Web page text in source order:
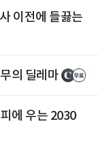
이전에 들끓는
의 딜레마
에 우는 2030